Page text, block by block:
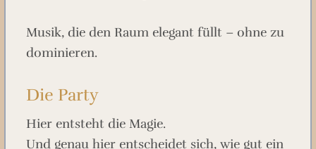
Musik, die den Raum elegant füllt – ohne zu
dominieren.
Die Party
Hier entsteht die Magie.
Und genau hier entscheidet sich, wie gut ein